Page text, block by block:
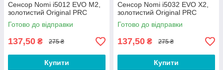
Сенсор Nomi i5012 EVO M2,
золотистий Original PRC
Готово до відправки
137,50 ₴ 275 ₴
Купити
Сенсор Nomi i5032 EVO X2,
золотистий Original PRC
Готово до відправки
137,50 ₴ 275 ₴
Купити